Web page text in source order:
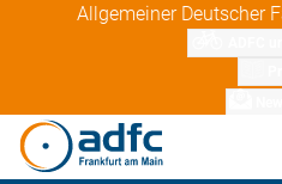
Allgemeiner Deutscher